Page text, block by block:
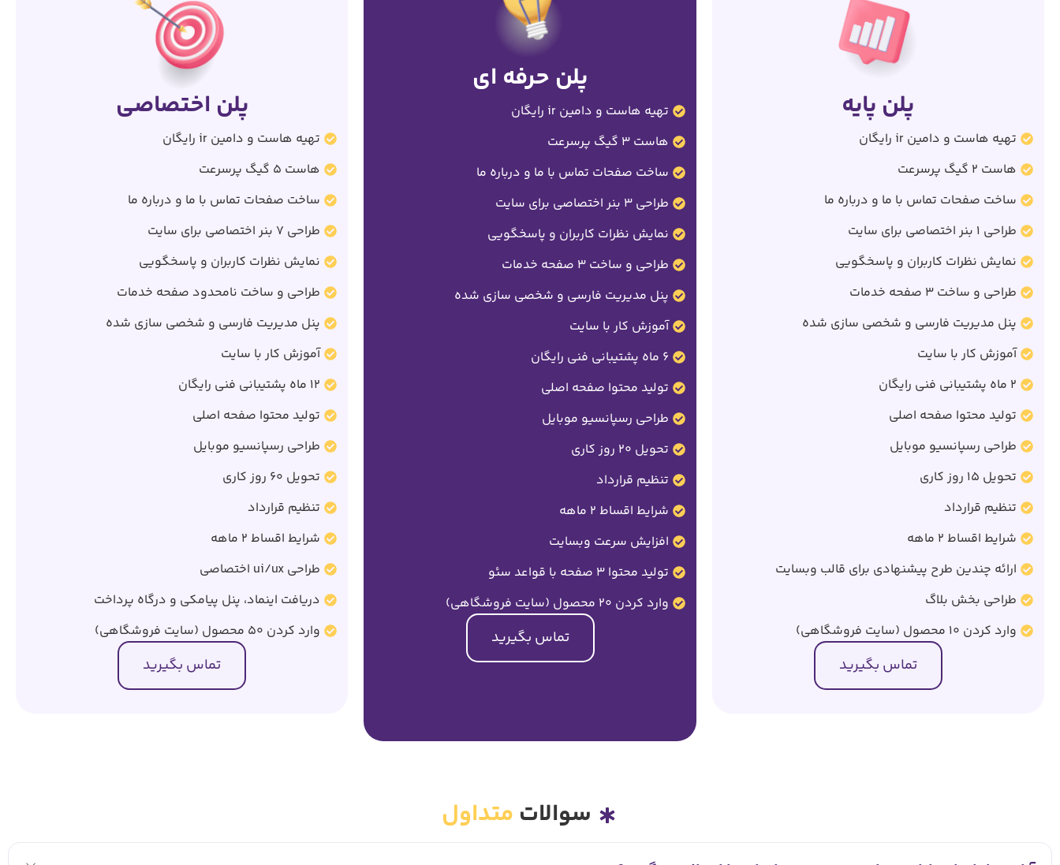
پلن پایه
تهیه هاست و دامین ir رایگان
هاست 2 گیگ پرسرعت
ساخت صفحات تماس با ما و درباره ما
طراحی 1 بنر اختصاصی برای سایت
نمایش نظرات کاربران و پاسخگویی
طراحی و ساخت 3 صفحه خدمات
پنل مدیریت فارسی و شخصی سازی شده
آموزش کار با سایت
2 ماه پشتیبانی فنی رایگان
تولید محتوا صفحه اصلی
طراحی رسپانسیو موبایل
تحویل 15 روز کاری
تنظیم قرارداد
شرایط اقساط 2 ماهه
ارائه چندین طرح پیشنهادی برای قالب وبسایت
طراحی بخش بلاگ
وارد کردن 10 محصول (سایت فروشگاهی)
تماس بگیرید
پلن حرفه ای
تهیه هاست و دامین ir رایگان
هاست 3 گیگ پرسرعت
ساخت صفحات تماس با ما و درباره ما
طراحی 3 بنر اختصاصی برای سایت
نمایش نظرات کاربران و پاسخگویی
طراحی و ساخت 3 صفحه خدمات
پنل مدیریت فارسی و شخصی سازی شده
آموزش کار با سایت
6 ماه پشتیبانی فنی رایگان
تولید محتوا صفحه اصلی
طراحی رسپانسیو موبایل
تحویل 20 روز کاری
تنظیم قرارداد
شرایط اقساط 2 ماهه
افزایش سرعت وبسایت
تولید محتوا 3 صفحه با قواعد سئو
وارد کردن 20 محصول (سایت فروشگاهی)
تماس بگیرید
پلن اختصاصی
تهیه هاست و دامین ir رایگان
هاست 5 گیگ پرسرعت
ساخت صفحات تماس با ما و درباره ما
طراحی 7 بنر اختصاصی برای سایت
نمایش نظرات کاربران و پاسخگویی
طراحی و ساخت نامحدود صفحه خدمات
پنل مدیریت فارسی و شخصی سازی شده
آموزش کار با سایت
12 ماه پشتیبانی فنی رایگان
تولید محتوا صفحه اصلی
طراحی رسپانسیو موبایل
تحویل 60 روز کاری
تنظیم قرارداد
شرایط اقساط 2 ماهه
طراحی ui/ux اختصاصی
دریافت اینماد، پنل پیامکی و درگاه پرداخت
وارد کردن 50 محصول (سایت فروشگاهی)
تماس بگیرید
سوالات متداول